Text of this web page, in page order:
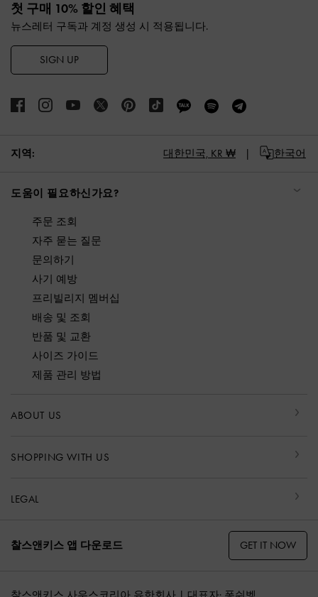
첫 구매 10% 할인 혜택
뉴스레터 구독과 계정 생성 시 적용됩니다.
SIGN UP
지역: 대한민국, KR ₩ 한국어
도움이 필요하신가요?
주문 조회
자주 묻는 질문
문의하기
사기 예방
프리빌리지 멤버십
배송 및 조회
반품 및 교환
사이즈 가이드
제품 관리 방법
ABOUT US
SHOPPING WITH US
LEGAL
찰스앤키스 앱 다운로드 GET IT NOW